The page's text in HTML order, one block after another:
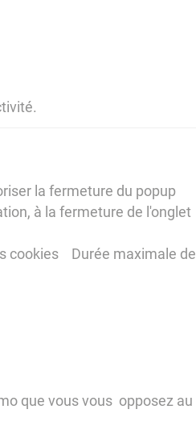
la fermeture du popup
à la fermeture de l'onglet
cookies Durée maximale de
que vous vous opposez au